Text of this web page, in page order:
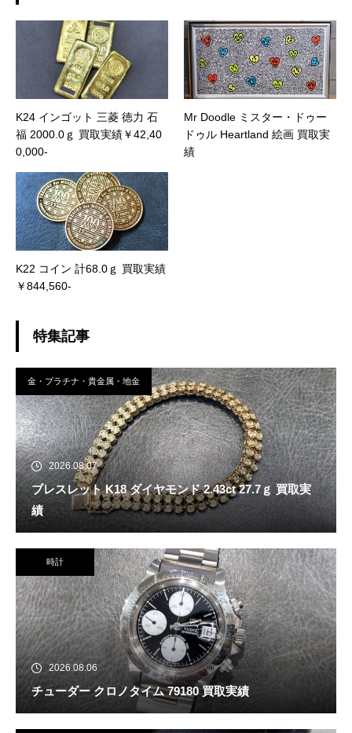
K24 インゴット 三菱 徳力 石
福 2000.0ｇ 買取実績￥42,40
0,000-
Mr Doodle ミスター・ドゥー
ドゥル Heartland 絵画 買取実
績
K22 コイン 計68.0ｇ 買取実績
￥844,560-
特集記事
金・プラチナ・貴金属・地金
2026.08.07
ブレスレット K18 ダイヤモンド 2.43ct 27.7ｇ 買取実
績
時計
2026.08.06
チューダー クロノタイム 79180 買取実績